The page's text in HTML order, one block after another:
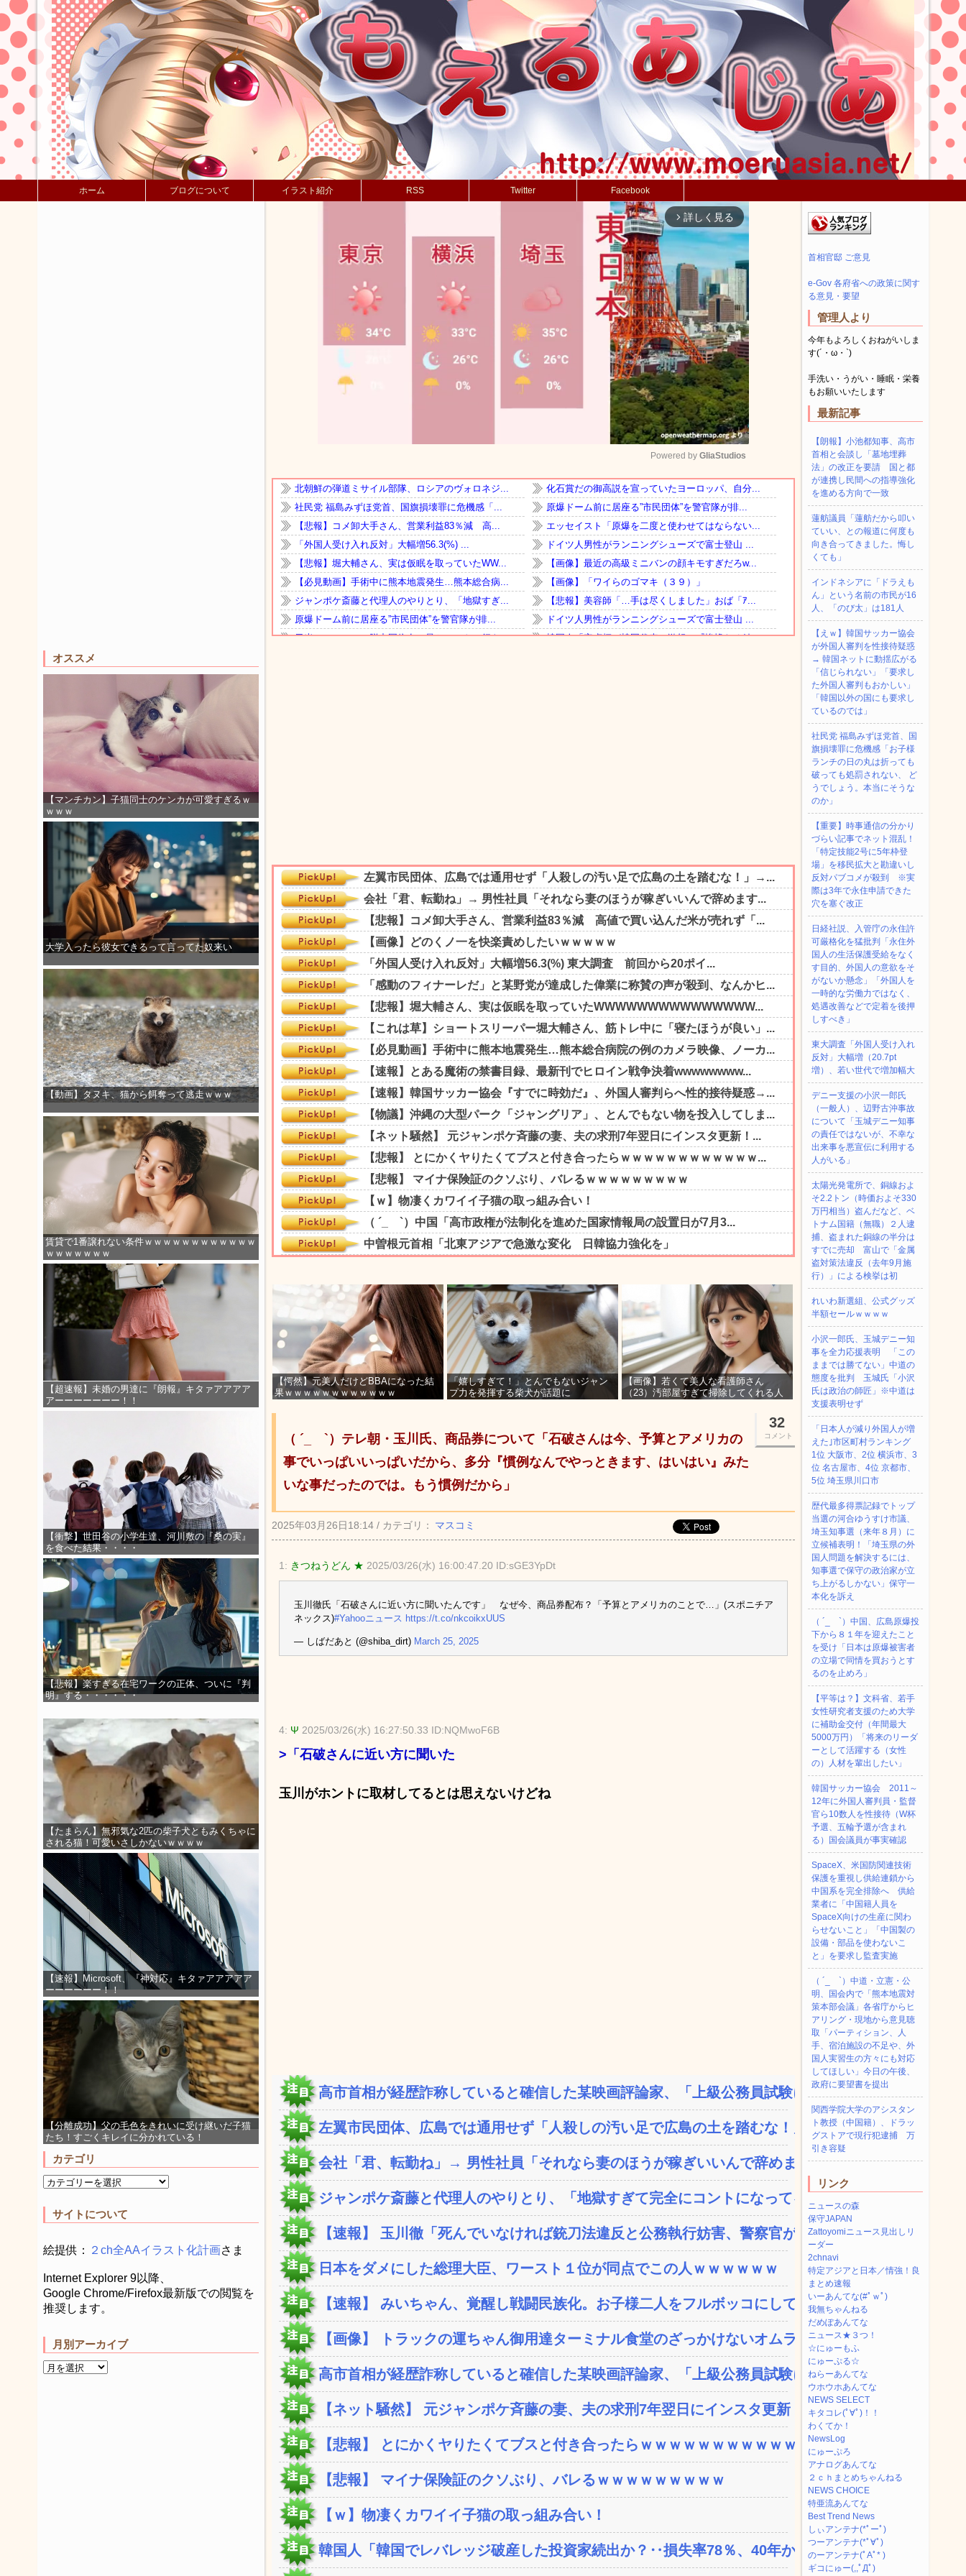
ホーム ブログについて イラスト紹介 RSS Twitter Facebook
オススメ
【マンチカン】子猫同士のケンカが可愛すぎるｗ
ｗｗｗ
大学入ったら彼女できるって言ってた奴来い
【動画】タヌキ、猫から餌奪って逃走ｗｗｗ
賃貸で1番譲れない条件ｗｗｗｗｗｗｗｗｗｗｗｗ
ｗｗｗｗｗｗｗ
【超速報】未婚の男達に『朗報』キタァアアアア
アーーーーーーー！！
【衝撃】世田谷の小学生達、河川敷の『桑の実』
を食べた結果・・・・
【悲報】楽すぎる在宅ワークの正体、ついに『判
明』する・・・・・・
【たまらん】無邪気な2匹の柴子犬ともみくちゃに
される猫！可愛いさしかないｗｗｗｗ
【速報】Microsoft、『神対応』キタァアアアアア
ーーーーーー！！
【分離成功】父の毛色をきれいに受け継いだ子猫
たち！すごくキレイに分かれている！
カテゴリ
サイトについて
絵提供： ２ch全AAイラスト化計画さま
Internet Explorer 9以降、
Google Chrome/Firefox最新版での閲覧を
推奨します。
月別アーカイブ
arrow_forward_ios 詳しく見る
Mute
Powered by GliaStudios
【愕然】元美人だけどBBAになった結
果ｗｗｗｗｗｗｗｗｗｗｗｗ
「嬉しすぎて！」とんでもないジャン
プ力を発揮する柴犬が話題に
【画像】若くて美人な看護師さん
（23）汚部屋すぎて掃除してくれる人
32
コメント
（ ´_ゝ`）テレ朝・玉川氏、商品券について「石破さんは今、予算とアメリカの
事でいっぱいいっぱいだから、多分『慣例なんでやっときます、はいはい』みた
いな事だったのでは。もう慣例だから」
2025年03月26日18:14 / カテゴリ： マスコミ
1: きつねうどん ★ 2025/03/26(水) 16:00:47.20 ID:sGE3YpDt
玉川徹氏「石破さんに近い方に聞いたんです」 なぜ今、商品券配布？「予算とアメリカのことで…」(スポニチア
ネックス)#Yahooニュース https://t.co/nkcoikxUUS
— しばだあと (@shiba_dirt) March 25, 2025
4: Ψ 2025/03/26(水) 16:27:50.33 ID:NQMwoF6B
>「石破さんに近い方に聞いた
玉川がホントに取材してるとは思えないけどね
高市首相が経歴詐称していると確信した某映画評論家、「上級公務員試験に合...
左翼市民団体、広島では通用せず「人殺しの汚い足で広島の土を踏むな！」→...
会社「君、転勤ね」→ 男性社員「それなら妻のほうが稼ぎいいんで辞めます...
ジャンポケ斎藤と代理人のやりとり、「地獄すぎて完全にコントになってる…...
【速報】 玉川徹「死んでいなければ銃刀法違反と公務執行妨害、警察官が事...
日本をダメにした総理大臣、ワースト１位が同点でこの人ｗｗｗｗｗｗ
【速報】 みいちゃん、覚醒し戦闘民族化。お子様二人をフルボッコにしてし...
【画像】 トラックの運ちゃん御用達ターミナル食堂のざっかけないオムライ...
高市首相が経歴詐称していると確信した某映画評論家、「上級公務員試験に合...
【ネット騒然】 元ジャンポケ斉藤の妻、夫の求刑7年翌日にインスタ更新！...
【悲報】 とにかくヤりたくてブスと付き合ったらｗｗｗｗｗｗｗｗｗｗｗｗ...
【悲報】 マイナ保険証のクソぶり、バレるｗｗｗｗｗｗｗｗｗ
【ｗ】物凄くカワイイ子猫の取っ組み合い！
韓国人「韓国でレバレッジ破産した投資家続出か？‥損失率78％、40年か...
首相官邸 ご意見
e-Gov 各府省への政策に関す
る意見・要望
管理人より
今年もよろしくおねがいしま
す(´・ω・`)
手洗い・うがい・睡眠・栄養
もお願いいたします
最新記事
【朗報】小池都知事、高市
首相と会談し「墓地埋葬
法」の改正を要請 国と都
が連携し民間への指導強化
を進める方向で一致
蓮舫議員「蓮舫だから叩い
ていい、との報道に何度も
向き合ってきました。悔し
くても」
インドネシアに「ドラえも
ん」という名前の市民が16
人、「のび太」は181人
【えｗ】韓国サッカー協会
が外国人審判を性接待疑惑
→ 韓国ネットに動揺広がる
「信じられない」「要求し
た外国人審判もおかしい」
「韓国以外の国にも要求し
ているのでは」
社民党 福島みずほ党首、国
旗損壊罪に危機感「お子様
ランチの日の丸は折っても
破っても処罰されない、 ど
うでしょう。本当にそうな
のか」
【重要】時事通信の分かり
づらい記事でネット混乱！
「特定技能2号に5年枠登
場」を移民拡大と勘違いし
反対パブコメが殺到 ※実
際は3年で永住申請できた
穴を塞ぐ改正
日経社説、入管庁の永住許
可厳格化を猛批判「永住外
国人の生活保護受給をなく
す目的、外国人の意欲をそ
がないか懸念」「外国人を
一時的な労働力ではなく、
処遇改善などで定着を後押
しすべき」
東大調査「外国人受け入れ
反対」大幅増（20.7pt
増）、若い世代で増加幅大
デニー支援の小沢一郎氏
（一般人）、辺野古沖事故
について「玉城デニー知事
の責任ではないが、不幸な
出来事を悪宣伝に利用する
人がいる」
太陽光発電所で、銅線およ
そ2.2トン（時価およそ330
万円相当）盗んだなど、ベ
トナム国籍（無職）２人逮
捕、盗まれた銅線の半分は
すでに売却 富山で「金属
盗対策法違反（去年9月施
行）」による検挙は初
れいわ新選組、公式グッズ
半額セールｗｗｗｗ
小沢一郎氏、玉城デニー知
事を全力応援表明 「この
ままでは勝てない」中道の
態度を批判 玉城氏「小沢
氏は政治の師匠」※中道は
支援表明せず
「日本人が減り外国人が増
えた｣市区町村ランキング
1位 大阪市、2位 横浜市、3
位 名古屋市、4位 京都市、
5位 埼玉県川口市
歴代最多得票記録でトップ
当選の河合ゆうすけ市議、
埼玉知事選（来年８月）に
立候補表明！「埼玉県の外
国人問題を解決するには、
知事選で保守の政治家が立
ち上がるしかない」保守一
本化を訴え
（ ´_ゝ`）中国、広島原爆投
下から８１年を迎えたこと
を受け「日本は原爆被害者
の立場で同情を買おうとす
るのを止めろ」
【平等は？】文科省、若手
女性研究者支援のため大学
に補助金交付（年間最大
5000万円）「将来のリーダ
ーとして活躍する（女性
の）人材を輩出したい」
韓国サッカー協会 2011～
12年に外国人審判員・監督
官ら10数人を性接待（W杯
予選、五輪予選が含まれ
る）国会議員が事実確認
SpaceX、米国防関連技術
保護を重視し供給連鎖から
中国系を完全排除へ 供給
業者に「中国籍人員を
SpaceX向けの生産に関わ
らせないこと」「中国製の
設備・部品を使わないこ
と」を要求し監査実施
（ ´_ゝ`）中道・立憲・公
明、国会内で「熊本地震対
策本部会議」各省庁からヒ
アリング・現地から意見聴
取「パーティション、人
手、宿泊施設の不足や、外
国人実習生の方々にも対応
してほしい」今日の午後、
政府に要望書を提出
関西学院大学のアシスタン
ト教授（中国籍）、ドラッ
グストアで現行犯逮捕 万
引き容疑
リンク
ニュースの森
保守JAPAN
Zattoyomiニュース見出しリ
ーダー
2chnavi
特定アジアと日本／情強！良
まとめ速報
いーあんてな(#ﾟｗﾟ)
我無ちゃんねる
だめぽあんてな
ニュース★３つ！
☆にゅーもふ
にゅーぷる☆
ねらーあんてな
ウホウホあんてな
NEWS SELECT
キタコレ(ﾟ∀ﾟ)！！
わくてか！
NewsLog
にゅーぷろ
アナログあんてな
２ｃｈまとめちゃんねる
NEWS CHOICE
特亜流あんてな
Best Trend News
しぃアンテナ(*ﾟーﾟ)
つーアンテナ(*ﾟ∀ﾟ)
のーアンテナ(ﾟAﾟ* )
ギコにゅー(,,ﾟДﾟ)